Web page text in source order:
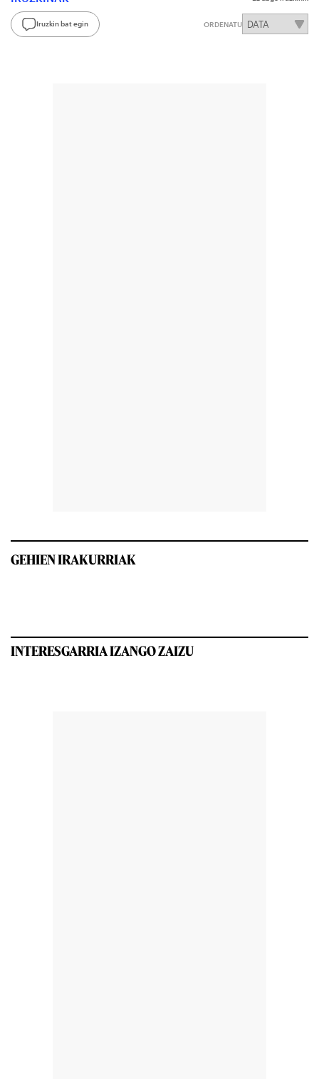
Iruzkin bat egin ORDENATU
GEHIEN IRAKURRIAK
INTERESGARRIA IZANGO ZAIZU